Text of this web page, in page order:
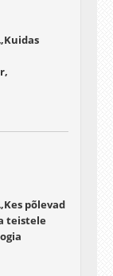
põlevad
teistele